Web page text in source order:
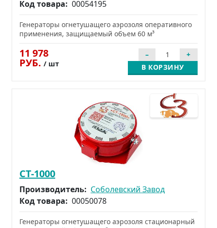
Код товара: 00054195
Генераторы огнетушащего аэрозоля оперативного
применения, защищаемый объем 60 м³
11 978
РУБ. / шт В КОРЗИНУ
СТ-1000
Производитель: Соболевский Завод
Код товара: 00050078
Генераторы огнетушащего аэрозоля стационарный